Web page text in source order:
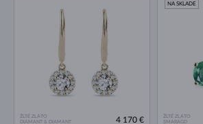
ŽLTÉ ZLATO
DIAMANT & DIAMANT
4 170 €
ŽLTÉ ZLATO
SMARAGD
NA SKLADE